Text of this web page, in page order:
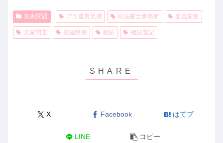
実家問題 アラ還男兄弟 司法書士事務所 名義変更
実家問題 発達障害 相続 相続登記
X Facebook はてブ
LINE コピー